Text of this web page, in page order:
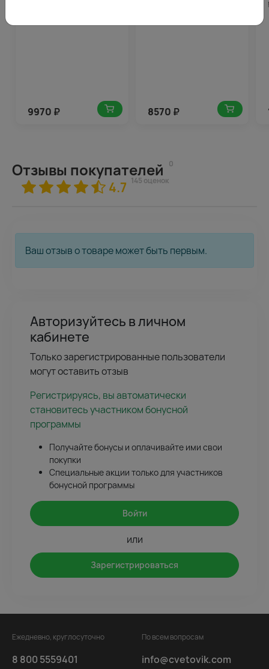
9970 ₽ 8570 ₽
Отзывы покупателей 0
4.7 145 оценок
Ваш отзыв о товаре может быть первым.
Авторизуйтесь в личном
кабинете
Только зарегистрированные пользователи
могут оставить отзыв
Регистрируясь, вы автоматически
становитесь участником бонусной
программы
Получайте бонусы и оплачивайте ими свои
покупки
Специальные акции только для участников
бонусной программы
Войти
или
Зарегистрироваться
Ежедневно, круглосуточно
8 800 5559401
По всем вопросам
info@cvetovik.com